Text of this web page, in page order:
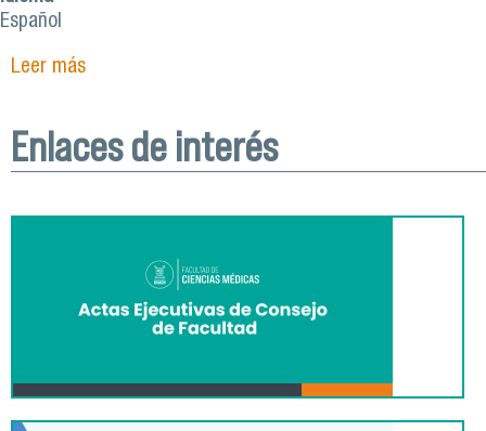
Español
Leer mássobre Enfermería: Profesionales empáticas/os
Enlaces de interés